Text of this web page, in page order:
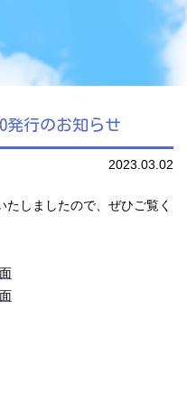
発行のお知らせ
2023.03.02
たしましたので、ぜひご覧く